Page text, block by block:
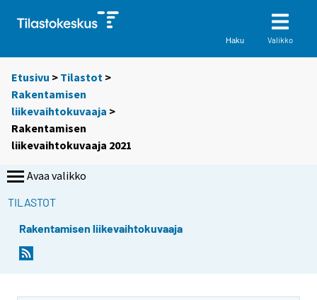
Haku Valikko
Etusivu > Tilastot >
Rakentamisen
liikevaihtokuvaaja >
Rakentamisen
liikevaihtokuvaaja 2021
Avaa valikko
TILASTOT
Rakentamisen liikevaihtokuvaaja